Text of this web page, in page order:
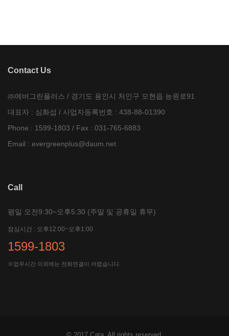
Contact Us
㈜에버그린플러스 / 경기도 용인시 처인구 모현읍 능원로91
대표자 : 심화섭 / 사업자등록번호 : 438-88-01390
Phone : 1599-1803 / Fax : 031-765-6883
Email : evergreenplus@daum.net
Call
평일 오전9:30~오후5:30 (주말 및 공휴일 휴무)
점심시간 : 오후12:00~오후1:00
1599-1803
※업무시간 이외에는 전화연결이 어렵습니다.